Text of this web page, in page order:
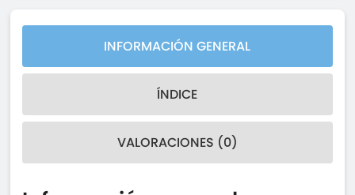
INFORMACIÓN GENERAL
ÍNDICE
VALORACIONES (0)